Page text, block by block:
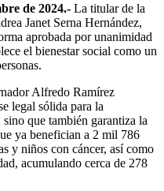
de 2024.- La titular de la
Janet Serna Hernández,
aprobada por unanimidad
el bienestar social como un
Alfredo Ramírez
legal sólida para la
que también garantiza la
ya benefician a 2 mil 786
y niños con cáncer, así como
acumulando cerca de 278